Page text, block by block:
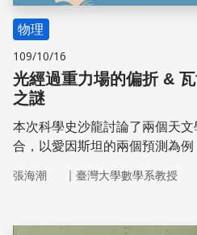
物理
109/10/16
光經過重力場的偏折 &
之謎
本次科學史沙龍討論了兩個天
合，以愛因斯坦的兩個預測為
後的日全食觀測才被證實。
重要基石。
張海潮 ｜ 臺灣大學數學系教授